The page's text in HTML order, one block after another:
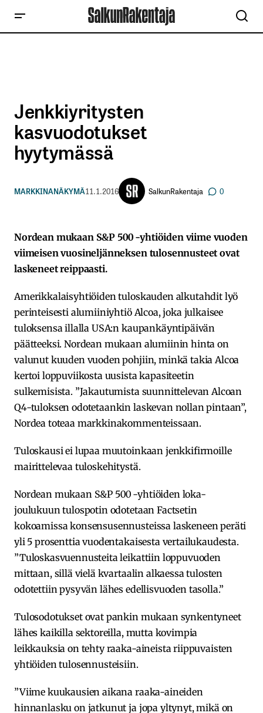
Jenkkiyritysten
kasvuodotukset
hyytymässä
MARKKINANÄKYMÄ11.1.2016 SalkunRakentaja 0
Nordean mukaan S&P 500 -yhtiöiden viime vuoden
viimeisen vuosineljänneksen tulosennusteet ovat
laskeneet reippaasti.
Amerikkalaisyhtiöiden tuloskauden alkutahdit lyö
perinteisesti alumiiniyhtiö Alcoa, joka julkaisee
tuloksensa illalla USA:n kaupankäyntipäivän
päätteeksi. Nordean mukaan alumiinin hinta on
valunut kuuden vuoden pohjiin, minkä takia Alcoa
kertoi loppuviikosta uusista kapasiteetin
sulkemisista. ”Jakautumista suunnittelevan Alcoan
Q4-tuloksen odotetaankin laskevan nollan pintaan”,
Nordea toteaa markkinakommenteissaan.
Tuloskausi ei lupaa muutoinkaan jenkkifirmoille
mairittelevaa tuloskehitystä.
Nordean mukaan S&P 500 -yhtiöiden loka-
joulukuun tulospotin odotetaan Factsetin
kokoamissa konsensusennusteissa laskeneen peräti
yli 5 prosenttia vuodentakaisesta vertailukaudesta.
”Tuloskasvuennusteita leikattiin loppuvuoden
mittaan, sillä vielä kvartaalin alkaessa tulosten
odotettiin pysyvän lähes edellisvuoden tasolla.”
Tulosodotukset ovat pankin mukaan synkentyneet
lähes kaikilla sektoreilla, mutta kovimpia
leikkauksia on tehty raaka-aineista riippuvaisten
yhtiöiden tulosennusteisiin.
”Viime kuukausien aikana raaka-aineiden
hinnanlasku on jatkunut ja jopa yltynyt, mikä on